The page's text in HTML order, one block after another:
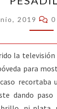
2019
la
para
recortaba
dando